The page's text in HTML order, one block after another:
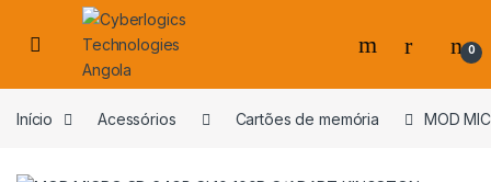
Skip to navigation
Skip to content
0
Início Acessórios Cartões de memória MOD